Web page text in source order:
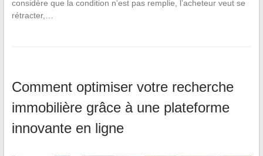
considère que la condition n’est pas remplie, l’acheteur veut se
rétracter,…
Comment optimiser votre recherche
immobilière grâce à une plateforme
innovante en ligne